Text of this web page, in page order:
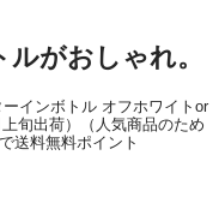
がおしゃれ。
インボトル オフホワイトor
旬出荷）（人気商品のため
送料無料ポイント